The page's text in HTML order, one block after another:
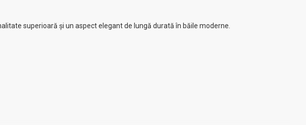
superioară și un aspect elegant de lungă durată în băile moderne.